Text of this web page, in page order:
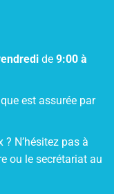
de 9:00 à
est assurée par
N’hésitez pas à
ou le secrétariat au